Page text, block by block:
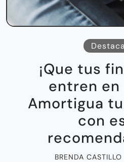
¡Que tus
entren en
Amortigua
con
BRENDA CASTILLO